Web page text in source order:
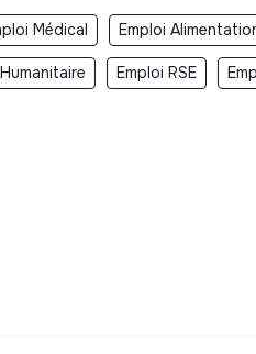
Médical Emploi
Emploi RSE